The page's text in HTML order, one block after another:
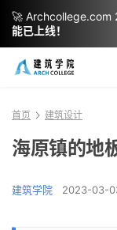
首页 建筑设计
海原镇的地
建筑学院 2023-03-
🚀 Archcollege.com
能已上线！